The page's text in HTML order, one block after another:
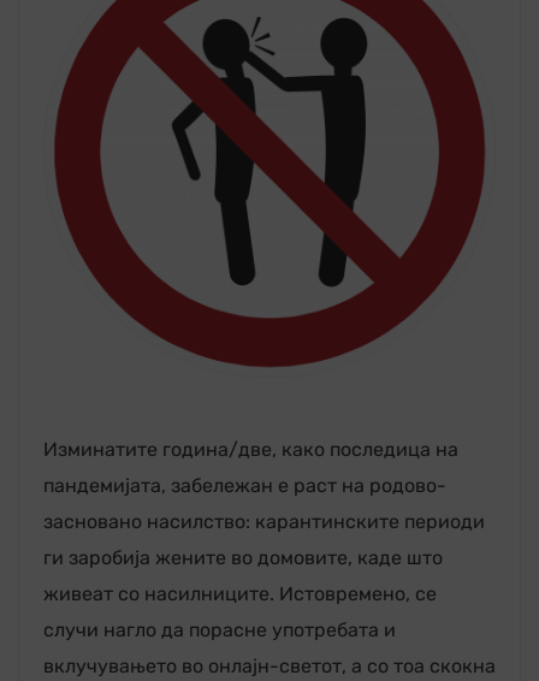
Изминатите година/две, како последица на
пандемијата, забележан е раст на родово-
засновано насилство: карантинските периоди
ги заробија жените во домовите, каде што
живеат со насилниците. Истовремено, се
случи нагло да порасне употребата и
вклучувањето во онлајн-светот, а со тоа скокна